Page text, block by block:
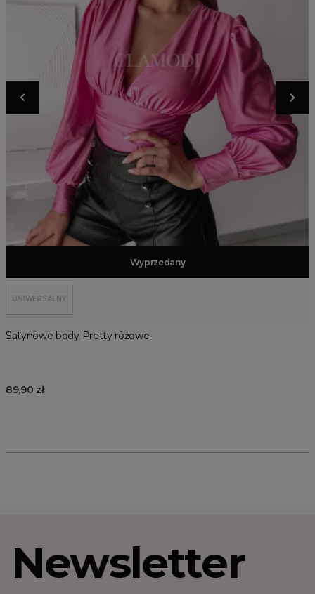
Dodaj do koszyka
Wyprzedany
UNIWERSALNY
Satynowe body Pretty różowe
89,90 zł
Newsletter